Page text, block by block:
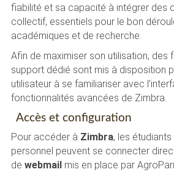
fiabilité et sa capacité à intégrer des
collectif, essentiels pour le bon
académiques et de recherche.
Afin de maximiser son utilisation, des
support dédié sont mis à disposition
utilisateur à se familiariser avec
fonctionnalités avancées de Zimbra.
Accès et configuration
Pour accéder à Zimbra, les
personnel peuvent se connecter
de webmailmis en place par